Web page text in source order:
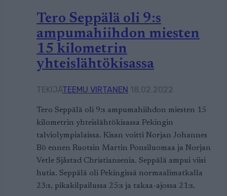
Tero Seppälä oli 9:s
ampumahiihdon miesten
15 kilometrin
yhteislähtökisassa
TEKIJÄTEEMU VIRTANEN 18.02.2022
Tero Seppälä oli 9:s ampumahiihdon miesten 15
kilometrin yhteislähtökisassa Pekingin
talviolympialaissa. Kisan voitti Norjan Johannes
Bö ennen Ruotsin Martin Ponsiluomaa ja Norjan
Vetle Sjåstad Christiansenia. Seppälä ampui viisi
hutia. Seppälä oli Pekingissä normaalimatkalla
23:s, pikakilpailussa 25:s ja takaa-ajossa 21:s.